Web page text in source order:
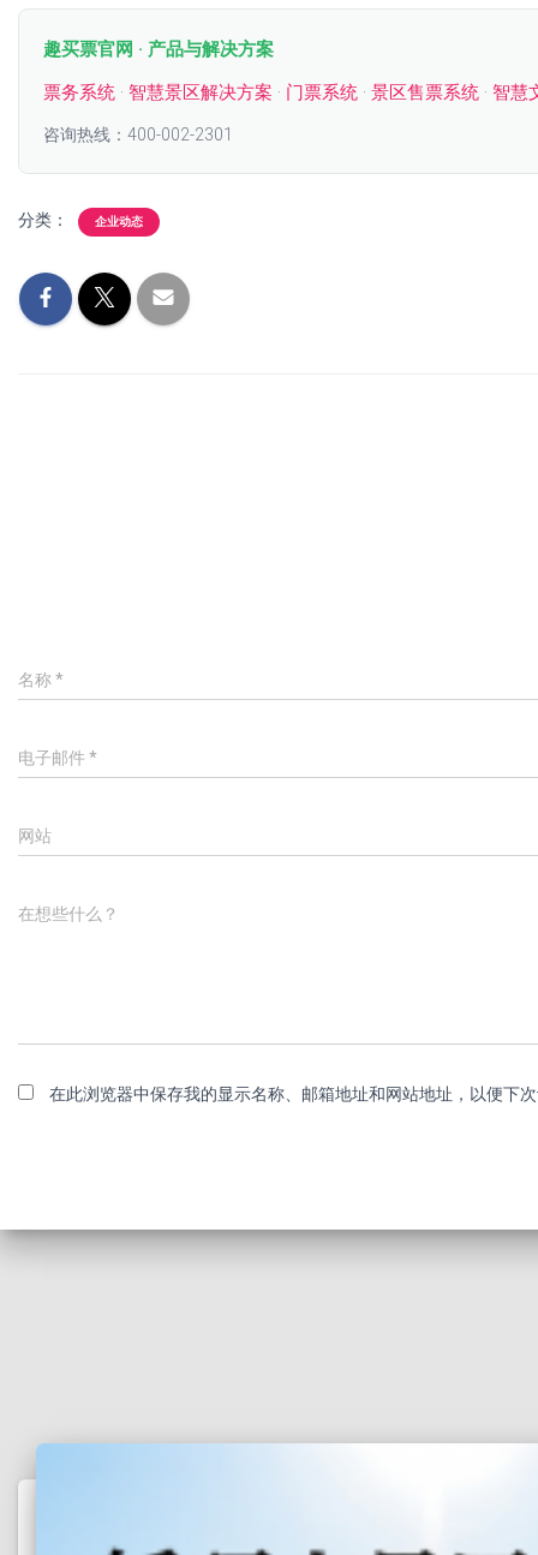
趣买票官网 · 产品与解决方案
票务系统 · 智慧景区解决方案 · 门票系统 · 景区售票系统 · 智慧
咨询热线：400-002-2301
分类： 企业动态
名称*
电子邮件 *
网站
在想些什么？
在此浏览器中保存我的显示名称、邮箱地址和网站地址，以便下